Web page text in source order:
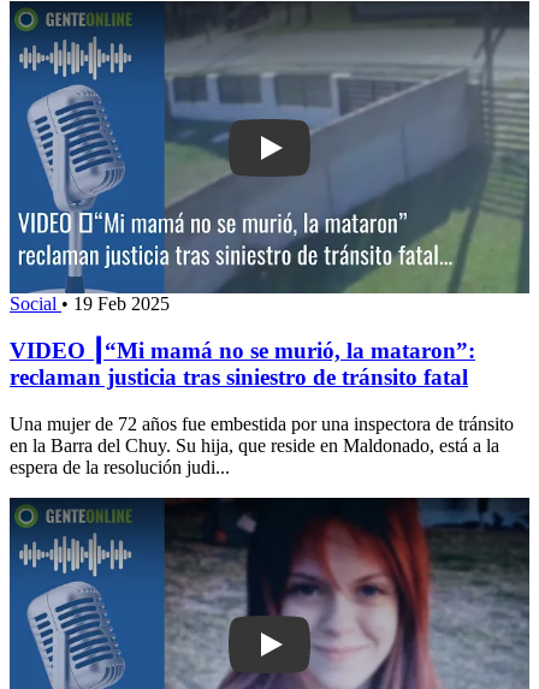
Play: VIDEO ┃“Mi mamá no se
Social • 19 Feb 2025
VIDEO ┃“Mi mamá no se murió, la mataron”:
reclaman justicia tras siniestro de tránsito fatal
Una mujer de 72 años fue embestida por una inspectora de tránsito
en la Barra del Chuy. Su hija, que reside en Maldonado, está a la
espera de la resolución judi...
Play: Se conoció la fecha del juicio